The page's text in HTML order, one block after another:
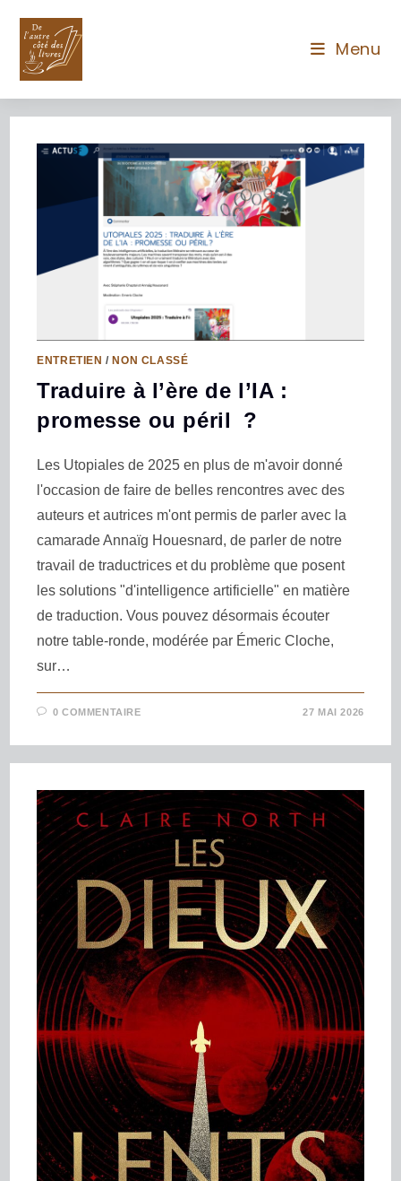
Menu
ENTRETIEN / NON CLASSÉ
Traduire à l’ère de l’IA :
promesse ou péril ?
Les Utopiales de 2025 en plus de m'avoir donné
l'occasion de faire de belles rencontres avec des
auteurs et autrices m'ont permis de parler avec la
camarade Annaïg Houesnard, de parler de notre
travail de traductrices et du problème que posent
les solutions "d'intelligence artificielle" en matière
de traduction. Vous pouvez désormais écouter
notre table-ronde, modérée par Émeric Cloche,
sur…
0 COMMENTAIRE 27 MAI 2026